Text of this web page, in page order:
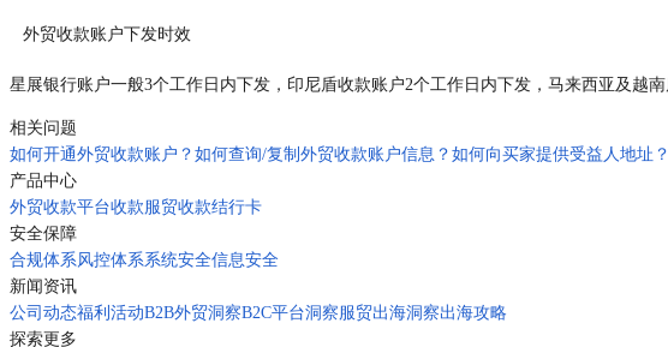
外贸收款账户下发时效
星展银行账户一般3个工作日内下发，印尼盾收款账户2个工作日内下发，马来西亚及越
相关问题
如何开通外贸收款账户？ 如何查询/复制外贸收款账户信息？ 如何向买家提供受益人地址？
产品中心
外贸收款平台收款 服贸收款结行卡
安全保障
合规体系 风控体系 系统安全信息安全
新闻资讯
公司动态福利活动B2B外贸洞察B2C平台洞察 服贸出海洞察出海攻略
探索更多